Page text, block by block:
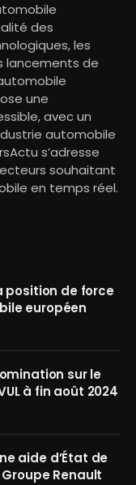
des
les
lancements de
une
avec un
automobile
s’adresse
souhaitant
en temps réel.
position de force
européen
sur le
à fin août 2024
aide d’État de
Groupe Renault